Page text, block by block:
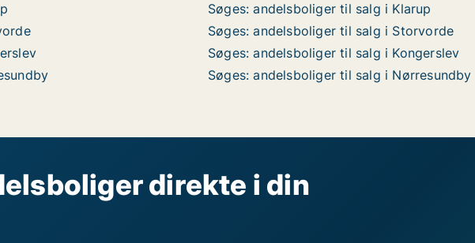
Søges: andelsboliger til salg i Klarup
Søges: andelsboliger til salg i Storvorde
Søges: andelsboliger til salg i Kongerslev
Søges: andelsboliger til salg i Nørresundby
direkte i din